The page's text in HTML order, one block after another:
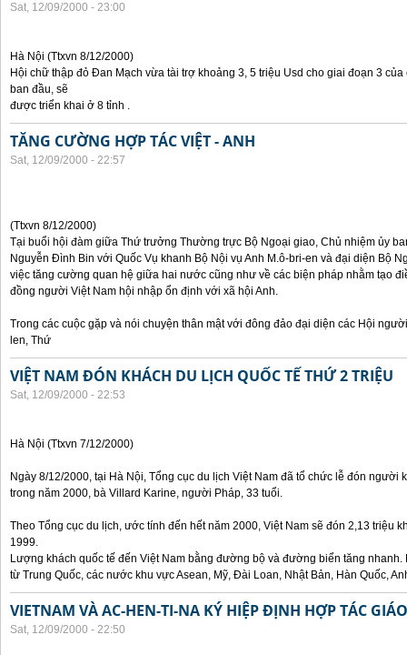
Sat, 12/09/2000 - 23:00
Hà Nội (Ttxvn 8/12/2000)
Hội chữ thập đỏ Đan Mạch vừa tài trợ khoảng 3, 5 triệu Usd cho giai đoạn 3
ban đầu, sẽ
được triển khai ở 8 tỉnh .
TĂNG CƯỜNG HỢP TÁC VIỆT - ANH
Sat, 12/09/2000 - 22:57
(Ttxvn 8/12/2000)
Tại buổi hội đàm giữa Thứ trưởng Thường trực Bộ Ngoại giao, Chủ nhiệm ủy
Nguyễn Đình Bin với Quốc Vụ khanh Bộ Nội vụ Anh M.ô-bri-en và đại diện Bộ
việc tăng cường quan hệ giữa hai nước cũng như về các biện pháp nhằm tạo
đồng người Việt Nam hội nhập ổn định với xã hội Anh.
Trong các cuộc gặp và nói chuyện thân mật với đông đảo đại diện các Hội
len, Thứ
VIỆT NAM ĐÓN KHÁCH DU LỊCH QUỐC TẾ THỨ 2 TRIỆU
Sat, 12/09/2000 - 22:53
Hà Nội (Ttxvn 7/12/2000)
Ngày 8/12/2000, tại Hà Nội, Tổng cục du lịch Việt Nam đã tổ chức lễ đón người
trong năm 2000, bà Villard Karine, người Pháp, 33 tuổi.
Theo Tổng cục du lịch, ước tính đến hết năm 2000, Việt Nam sẽ đón 2,13 triệu
1999.
Lượng khách quốc tế đến Việt Nam bằng đường bộ và đường biển tăng nhanh.
từ Trung Quốc, các nước khu vực Asean, Mỹ, Đài Loan, Nhật Bản, Hàn Quốc,
VIETNAM VÀ AC-HEN-TI-NA KÝ HIỆP ĐỊNH HỢP TÁC
Sat, 12/09/2000 - 22:50